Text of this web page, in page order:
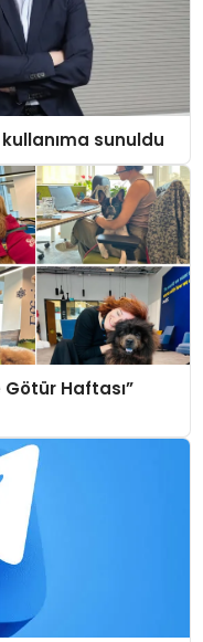
sunuldu
Götür Haftası”